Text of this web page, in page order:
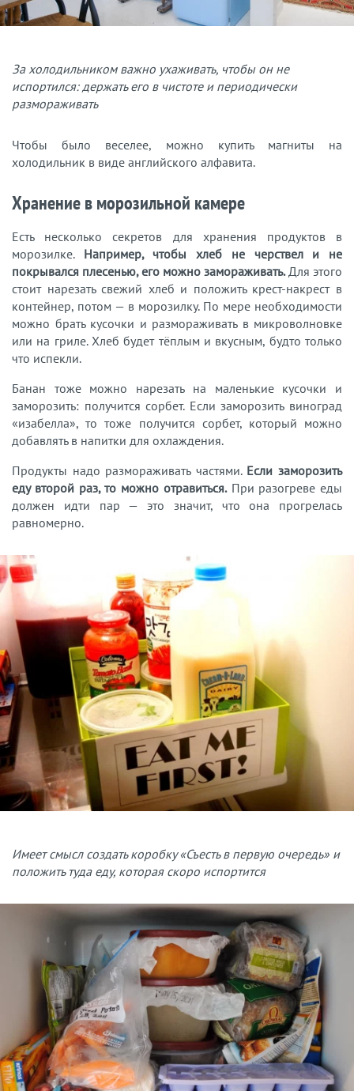
За холодильником важно ухаживать, чтобы он не
испортился: держать его в чистоте и периодически
размораживать
Чтобы было веселее, можно купить магниты на
холодильник в виде английского алфавита.
Хранение в морозильной камере
Есть несколько секретов для хранения продуктов в
морозилке. Например, чтобы хлеб не черствел и не
покрывался плесенью, его можно замораживать.Для этого
стоит нарезать свежий хлеб и положить крест-накрест в
контейнер, потом — в морозилку. По мере необходимости
можно брать кусочки и размораживать в микроволновке
или на гриле. Хлеб будет тёплым и вкусным, будто только
что испекли.
Банан тоже можно нарезать на маленькие кусочки и
заморозить: получится сорбет. Если заморозить виноград
«изабелла», то тоже получится сорбет, который можно
добавлять в напитки для охлаждения.
Продукты надо размораживать частями. Если заморозить
еду второй раз, то можно отравиться.При разогреве еды
должен идти пар — это значит, что она прогрелась
равномерно.
Имеет смысл создать коробку «Съесть в первую очередь» и
положить туда еду, которая скоро испортится